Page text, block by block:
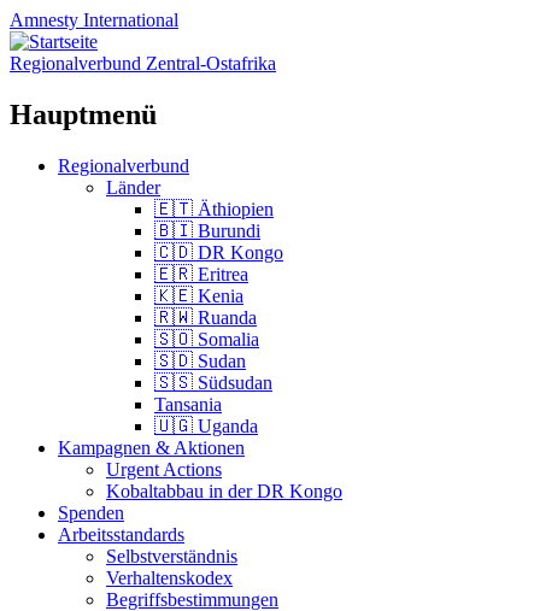
Amnesty International
Regionalverbund Zentral-Ostafrika
Hauptmenü
Zum
Regionalverbund
Länder
🇪🇹 Äthiopien
🇧🇮 Burundi
🇨🇩 DR Kongo
🇪🇷 Eritrea
🇰🇪 Kenia
🇷🇼 Ruanda
🇸🇴 Somalia
🇸🇩 Sudan
🇸🇸 Südsudan
Tansania
🇺🇬 Uganda
Kampagnen & Aktionen
Urgent Actions
Kobaltabbau in der DR Kongo
Spenden
Arbeitsstandards
Selbstverständnis
Verhaltenskodex
Begriffsbestimmungen